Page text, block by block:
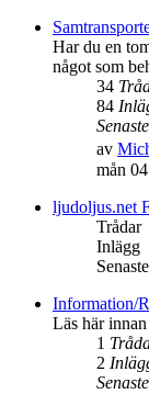
Har du en
något som
34
84
av
mån
ljudoljus.net
Trådar
Inlägg
Information/
Läs här
1
2